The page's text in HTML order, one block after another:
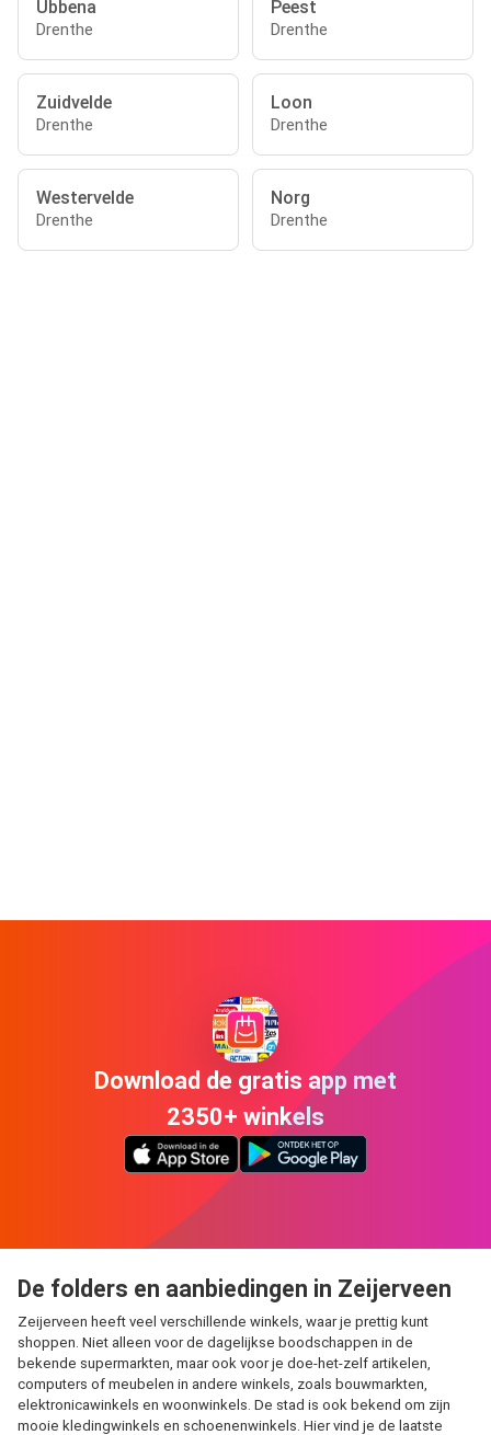
Ubbena
Drenthe
Peest
Drenthe
Zuidvelde
Drenthe
Loon
Drenthe
Westervelde
Drenthe
Norg
Drenthe
Download de gratis app met
2350+ winkels
De folders en aanbiedingen in Zeijerveen
Zeijerveen heeft veel verschillende winkels, waar je prettig kunt
shoppen. Niet alleen voor de dagelijkse boodschappen in de
bekende supermarkten, maar ook voor je doe-het-zelf artikelen,
computers of meubelen in andere winkels, zoals bouwmarkten,
elektronicawinkels en woonwinkels. De stad is ook bekend om zijn
mooie kledingwinkels en schoenenwinkels. Hier vind je de laatste